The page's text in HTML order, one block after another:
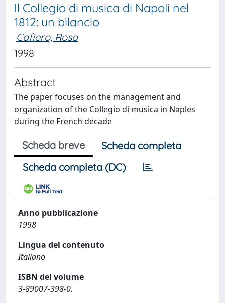
Il Collegio di musica di Napoli nel
1812: un bilancio
Cafiero, Rosa
1998
Abstract
The paper focuses on the management and
organization of the Collegio di musica in Naples
during the French decade
Scheda breve
Scheda completa
Scheda completa (DC)
Anno pubblicazione
1998
Lingua del contenuto
Italiano
ISBN del volume
3-89007-398-0.